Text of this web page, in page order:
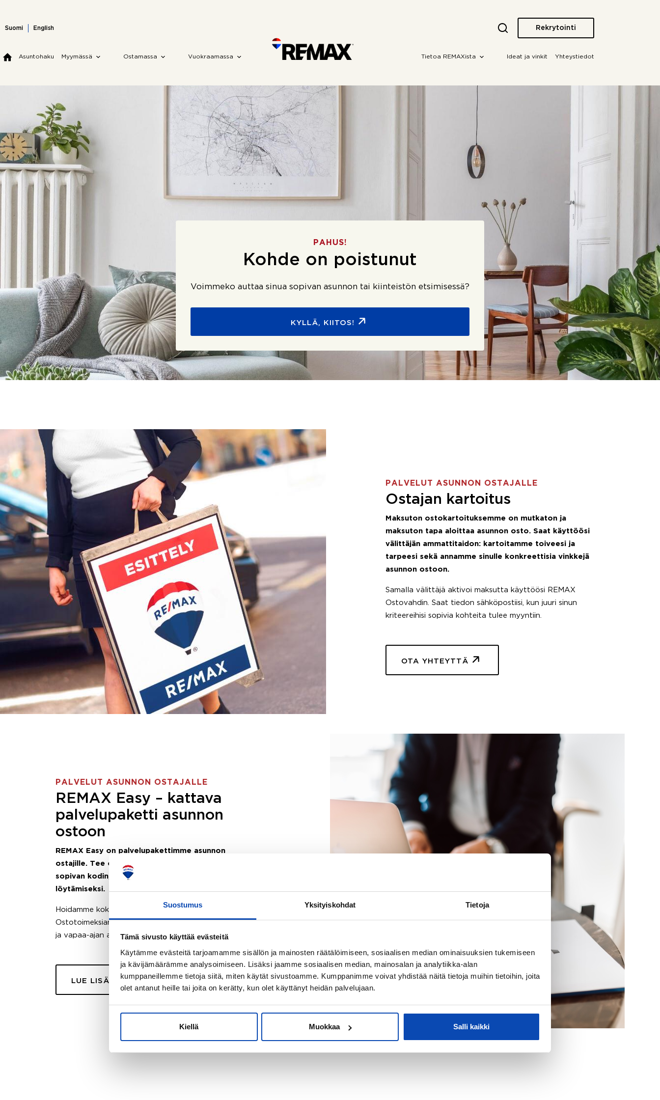
Suostumus Yksityiskohdat Tietoja
Tämä sivusto käyttää evästeitä
Käytämme evästeitä tarjoamamme sisällön ja mainosten räätälöimiseen, sosiaalisen median ominaisuuksien tukemiseen
ja kävijämäärämme analysoimiseen. Lisäksi jaamme sosiaalisen median, mainosalan ja analytiikka-alan
kumppaneillemme tietoja siitä, miten käytät sivustoamme. Kumppanimme voivat yhdistää näitä tietoja muihin tietoihin, joita
olet antanut heille tai joita on kerätty, kun olet käyttänyt heidän palvelujaan.
Kiellä Muokkaa Salli kaikki
content
Suomi English Rekrytointi
Asuntohaku Myymässä Ostamassa Vuokraamassa Tietoa REMAXista Ideat ja vinkit Yhteystiedot
PAHUS!
Kohde on poistunut
Voimmeko auttaa sinua sopivan asunnon tai kiinteistön etsimisessä?
KYLLÄ, KIITOS!
PALVELUT ASUNNON OSTAJALLE
Ostajan kartoitus
Maksuton ostokartoituksemme on mutkaton ja
maksuton tapa aloittaa asunnon osto. Saat käyttöösi
välittäjän ammattitaidon: kartoitamme toiveesi ja
tarpeesi sekä annamme sinulle konkreettisia vinkkejä
asunnon ostoon.
Samalla välittäjä aktivoi maksutta käyttöösi REMAX
Ostovahdin. Saat tiedon sähköpostiisi, kun juuri sinun
kriteereihisi sopivia kohteita tulee myyntiin.
OTA YHTEYTTÄ
PALVELUT ASUNNON OSTAJALLE
REMAX Easy – kattava
palvelupaketti asunnon
ostoon
REMAX Easy on palvelupakettimme asunnon
ostajille. Tee ostotoimeksianto ja etsimme juuri sinulle
sopivan kodin, eikä sinun tarvitse nähdä vaivaa sen
löytämiseksi.
Hoidamme koko ostoprosessin puolestasi.
Ostotoimeksiantopalvelumme sopii myös esimerkiksi sijoitus-
ja vapaa-ajan asuntojen ostoon.
LUE LISÄÄ